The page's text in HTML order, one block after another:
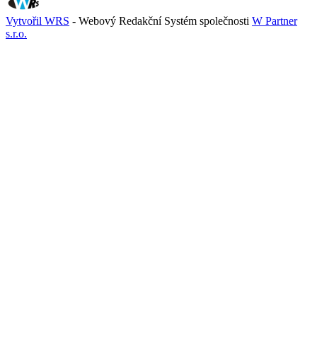
Vytvořil WRS - Webový Redakční Systém společnosti W Partner
s.r.o.